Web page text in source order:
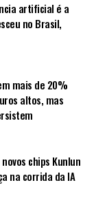
artificial é a
no Brasil,
mais de 20%
altos, mas
chips Kunlun
na corrida da IA